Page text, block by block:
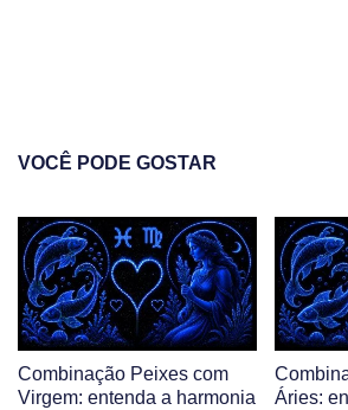
VOCÊ PODE GOSTAR
Combinação Peixes com
Virgem: entenda a harmonia
Áries: